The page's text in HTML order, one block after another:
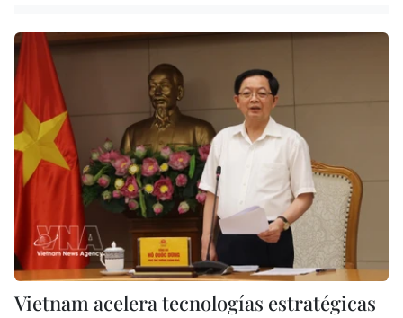
Vietnam acelera tecnologías estratégicas